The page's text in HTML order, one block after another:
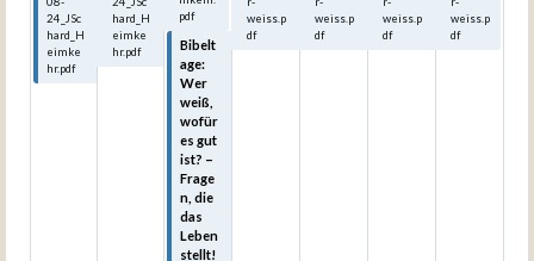
24_JSc
hard_H
eimke
hr.pdf
hard_H
eimke
hr.pdf
pdf
Bibelt
age:
Wer
weiß,
wofür
es gut
ist? –
Frage
n, die
das
Leben
stellt!
weiss.p
df
weiss.p
df
weiss.p
df
weiss.p
df